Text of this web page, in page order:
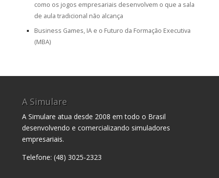
como os jogos empresariais desenvolvem o que a sala
de aula tradicional não alcança
Business Games, IA e o Futuro da Formação Executiva
(MBA)
A Simulare
A Simulare atua desde 2008 em todo o Brasil
desenvolvendo e comercializando simuladores
empresariais.
Telefone: (48) 3025-2323